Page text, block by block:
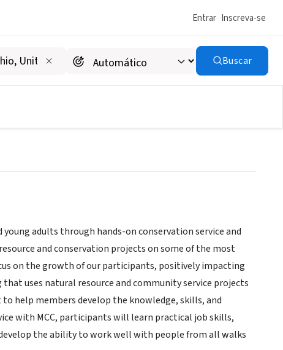
Entrar Inscreva-se
Buscar
adults through hands-on conservation service and
and conservation projects on some of the most
on the growth of our participants, positively impacting
uses natural resource and community service projects
help members develop the knowledge, skills, and
with MCC, participants will learn practical job skills,
the ability to work well with people from all walks